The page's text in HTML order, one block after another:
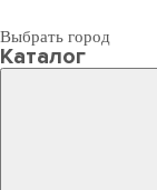
Выбрать город
Каталог